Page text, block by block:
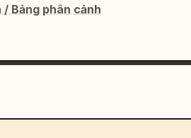
Bảng phân cảnh